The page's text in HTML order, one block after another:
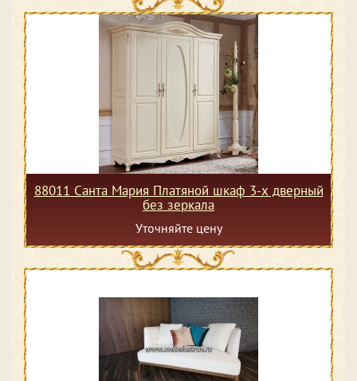
88011 Санта Мария Платяной шкаф 3-х дверный
без зеркала
Уточняйте цену